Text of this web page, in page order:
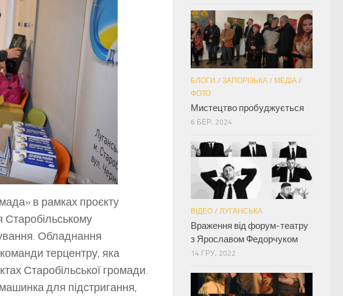
в рамках проєкту
Обладнання
терцентру, яка
Старобільської громади.
для підстригання,
БЛОГИ / ЗАПОРІЗЬКА / МЕДІА /
ФОТО
Мистецтво пробуджується
6 БЕР, 2024
ВІДЕО / ЛУГАНСЬКА
Враження від форум-театру
з Ярославом Федорчуком
14 ГРУ, 2022